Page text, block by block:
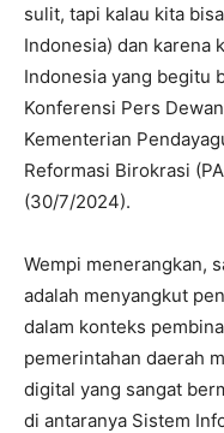
sulit, tapi kalau kita
Indonesia) dan karena
Indonesia yang begitu
Konferensi Pers
Kementerian
Reformasi Birokrasi
(30/7/2024).
Wempi menerangkan,
adalah menyangkut
dalam konteks
pemerintahan daerah
digital yang sangat
di antaranya Sistem